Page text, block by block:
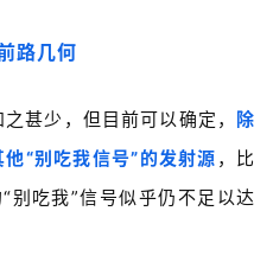
路几何
甚少，但目前可以确定， 除
“别吃我信号”的发射源 ，比
吃我”信号似乎仍不足以达